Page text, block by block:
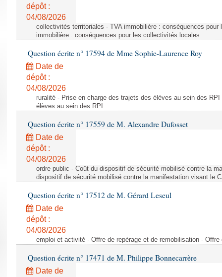
dépôt :
04/08/2026
collectivités territoriales - TVA immobilière : conséquences
immobilière : conséquences pour les collectivités locales
Question écrite n° 17594 de Mme Sophie-Laurence Roy
Date de
dépôt :
04/08/2026
ruralité - Prise en charge des trajets des élèves au sein des
élèves au sein des RPI
Question écrite n° 17559 de M. Alexandre Dufosset
Date de
dépôt :
04/08/2026
ordre public - Coût du dispositif de sécurité mobilisé contre la
dispositif de sécurité mobilisé contre la manifestation visant le
Question écrite n° 17512 de M. Gérard Leseul
Date de
dépôt :
04/08/2026
emploi et activité - Offre de repérage et de remobilisation -
Question écrite n° 17471 de M. Philippe Bonnecarrère
Date de